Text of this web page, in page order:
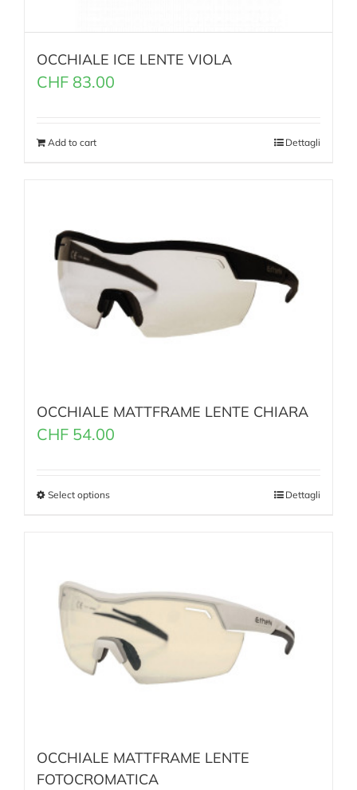
OCCHIALE ICE LENTE VIOLA
CHF 83.00
Add to cart Dettagli
OCCHIALE MATTFRAME LENTE CHIARA
CHF 54.00
Select options Dettagli
OCCHIALE MATTFRAME LENTE
FOTOCROMATICA